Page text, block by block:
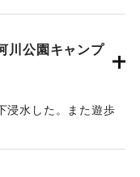
川公園キャンプ
浸水した。また遊歩